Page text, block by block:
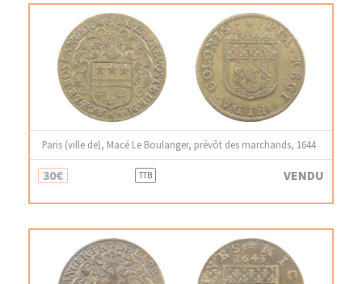
Paris (ville de), Macé Le Boulanger, prévôt des marchands, 1644
30€ TTB VENDU